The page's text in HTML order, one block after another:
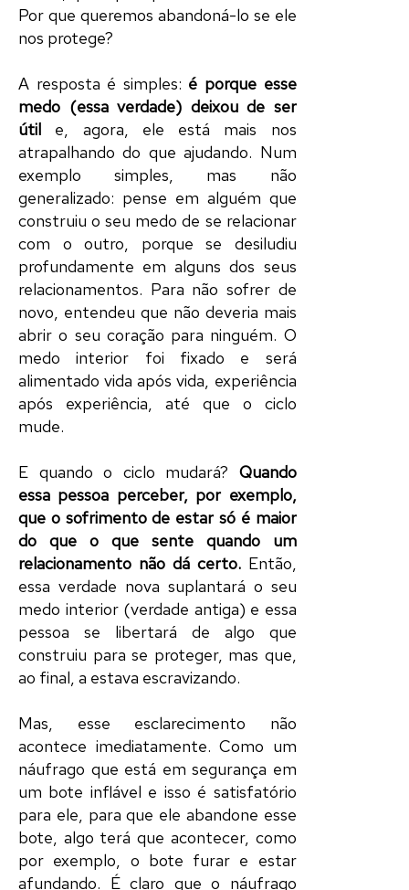
Por que queremos abandoná-lo se ele
nos protege?
A resposta é simples: é porque esse
medo (essa verdade) deixou de ser
útil e, agora, ele está mais nos
atrapalhando do que ajudando. Num
exemplo simples, mas não
generalizado: pense em alguém que
construiu o seu medo de se relacionar
com o outro, porque se desiludiu
profundamente em alguns dos seus
relacionamentos. Para não sofrer de
novo, entendeu que não deveria mais
abrir o seu coração para ninguém. O
medo interior foi fixado e será
alimentado vida após vida, experiência
após experiência, até que o ciclo
mude.
E quando o ciclo mudará? Quando
essa pessoa perceber, por exemplo,
que o sofrimento de estar só é maior
do que o que sente quando um
relacionamento não dá certo.Então,
essa verdade nova suplantará o seu
medo interior (verdade antiga) e essa
pessoa se libertará de algo que
construiu para se proteger, mas que,
ao final, a estava escravizando.
Mas, esse esclarecimento não
acontece imediatamente. Como um
náufrago que está em segurança em
um bote inflável e isso é satisfatório
para ele, para que ele abandone esse
bote, algo terá que acontecer, como
por exemplo, o bote furar e estar
afundando. É claro que o náufrago